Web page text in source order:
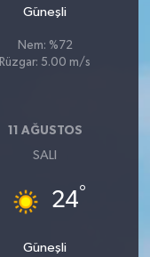
Güneşli
Nem: %72
Rüzgar: 5.00 m/s
11 AĞUSTOS
SALI
24°
Güneşli